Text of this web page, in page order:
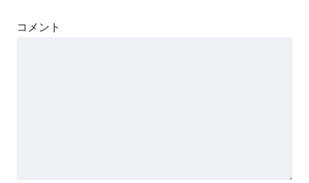
コメント